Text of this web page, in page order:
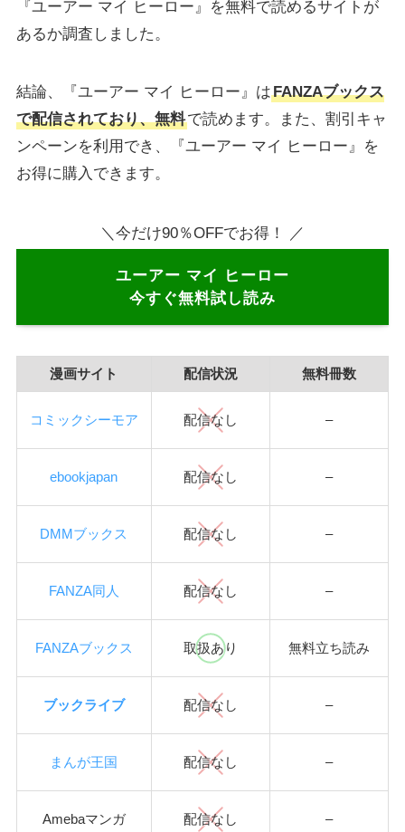
『ユーアー マイ ヒーロー』を無料で読めるサイトが
あるか調査しました。
結論、『ユーアー マイ ヒーロー』はFANZAブックス
で配信されており、無料で読めます。また、割引キャ
ンペーンを利用でき、『ユーアー マイ ヒーロー』を
お得に購入できます。
＼今だけ90％OFFでお得！ ／
ユーアー マイ ヒーロー
今すぐ無料試し読み
漫画サイト 配信状況 無料冊数
コミックシーモア 配信なし –
ebookjapan 配信なし –
DMMブックス 配信なし –
FANZA同人 配信なし –
FANZAブックス 取扱あり 無料立ち読み
ブックライブ 配信なし –
まんが王国 配信なし –
Amebaマンガ 配信なし –